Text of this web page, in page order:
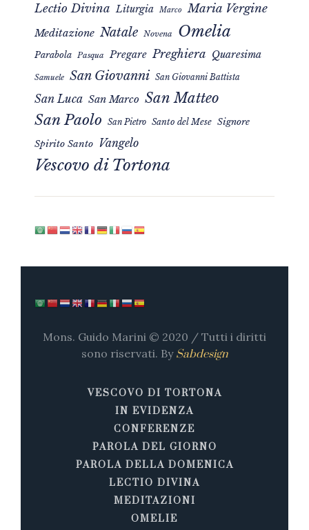
Lectio Divina Liturgia Marco Maria Vergine
Meditazione Natale Novena Omelia
Parabola Pasqua Pregare Preghiera Quaresima
Samuele San Giovanni San Giovanni Battista
San Luca San Marco San Matteo
San Paolo San Pietro Santo del Mese Signore
Spirito Santo Vangelo
Vescovo di Tortona
Mons. Guido Marini © 2020 / Tutti i diritti
sono riservati. By Sabdesign
VESCOVO DI TORTONA
IN EVIDENZA
CONFERENZE
PAROLA DEL GIORNO
PAROLA DELLA DOMENICA
LECTIO DIVINA
MEDITAZIONI
OMELIE